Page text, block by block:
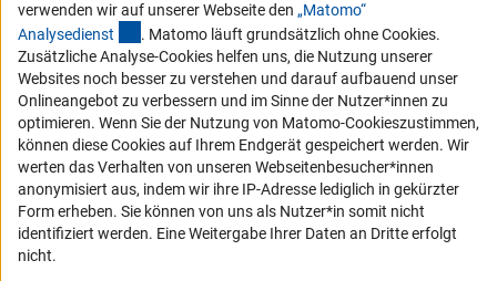
Erklärung zur Barrierefreiheit
Barriere melden
Links
Zum Download des Kodex
DFG-Website
Kontakt
Sie haben Fragen oder möchten einen Verdachtsfall melden?
verwenden wir auf unserer Webseite den „Matomo“
Analysedienst (externer Link)
. Matomo läuft grundsätzlich ohne Cookies.
Zusätzliche Analyse-Cookies helfen uns, die Nutzung unserer
Websites noch besser zu verstehen und darauf aufbauend unser
Onlineangebot zu verbessern und im Sinne der Nutzer*innen zu
optimieren. Wenn Sie der Nutzung von Matomo-Cookieszustimmen,
können diese Cookies auf Ihrem Endgerät gespeichert werden. Wir
werten das Verhalten von unseren Webseitenbesucher*innen
anonymisiert aus, indem wir ihre IP-Adresse lediglich in gekürzter
Form erheben. Sie können von uns als Nutzer*in somit nicht
identifiziert werden. Eine Weitergabe Ihrer Daten an Dritte erfolgt
nicht.